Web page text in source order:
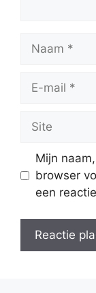
Naam
Site
Mijn
browser
een